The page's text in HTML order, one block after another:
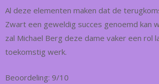
Al deze elementen maken dat de
Zwart een geweldig succes genoemd kan
zal Michael Berg deze dame vaker een rol
toekomstig werk.
Beoordeling: 9/10